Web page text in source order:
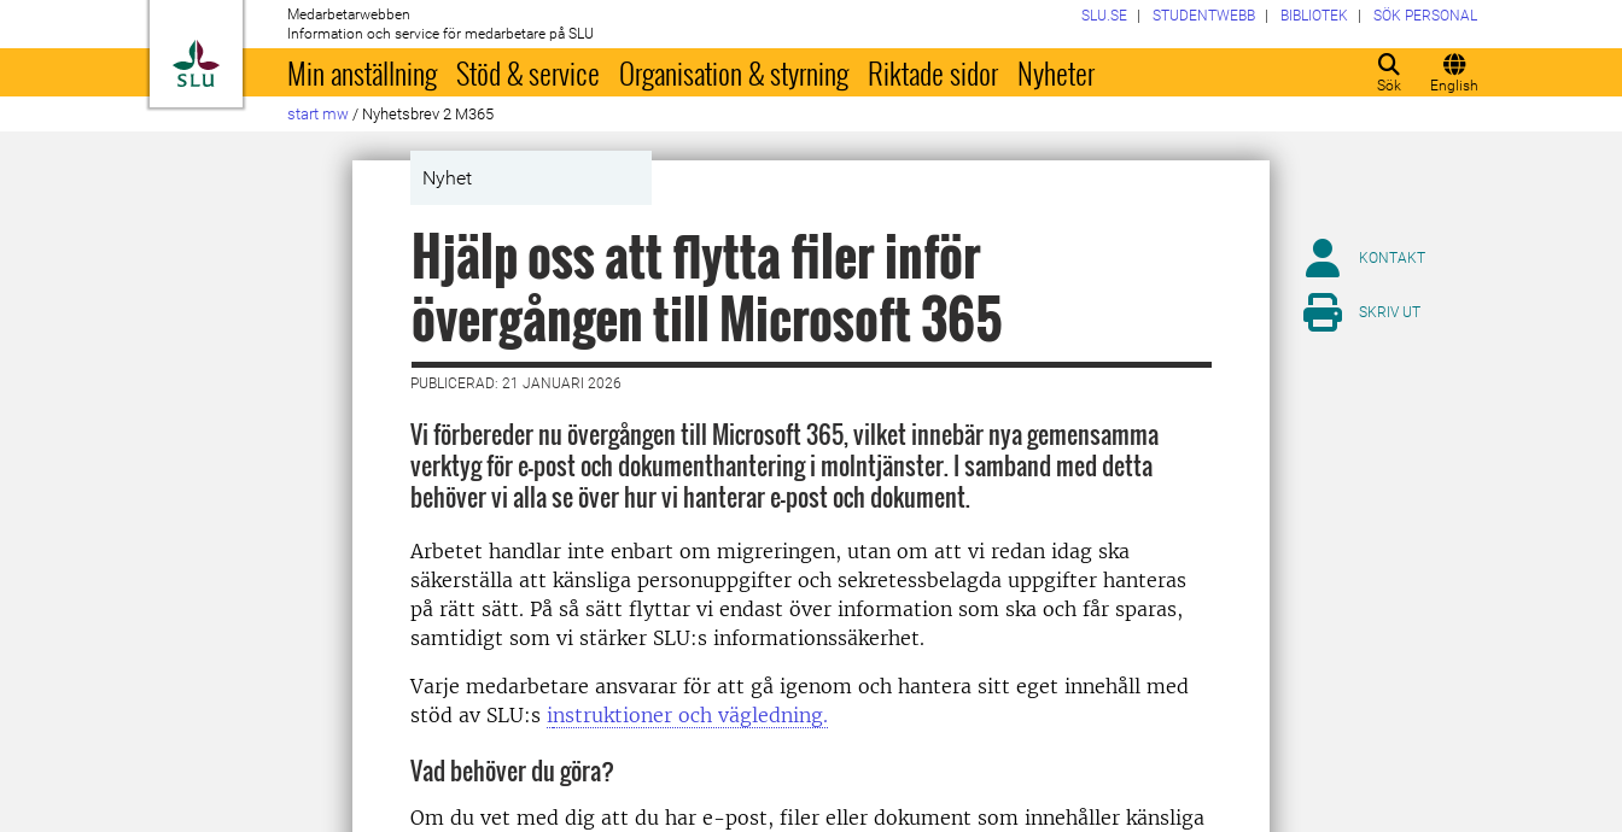
Till startsida
Medarbetarwebben
Information och service för medarbetare på SLU
Sök English
SLU.SE STUDENTWEBB BIBLIOTEK SÖK PERSONAL
Min anställning Stöd & service Organisation & styrning Riktade sidor Nyheter
start mw / Nyhetsbrev 2 M365
Nyhet
Hjälp oss att flytta filer inför
övergången till Microsoft 365
PUBLICERAD: 21 JANUARI 2026
Vi förbereder nu övergången till Microsoft 365, vilket innebär nya gemensamma
verktyg för e-post och dokumenthantering i molntjänster. I samband med detta
behöver vi alla se över hur vi hanterar e-post och dokument.
Arbetet handlar inte enbart om migreringen, utan om att vi redan idag ska
säkerställa att känsliga personuppgifter och sekretessbelagda uppgifter hanteras
på rätt sätt. På så sätt flyttar vi endast över information som ska och får sparas,
samtidigt som vi stärker SLU:s informationssäkerhet.
Varje medarbetare ansvarar för att gå igenom och hantera sitt eget innehåll med
stöd av SLU:s instruktioner och vägledning.
Vad behöver du göra?
Om du vet med dig att du har e-post, filer eller dokument som innehåller känsliga
KONTAKT
SKRIV UT